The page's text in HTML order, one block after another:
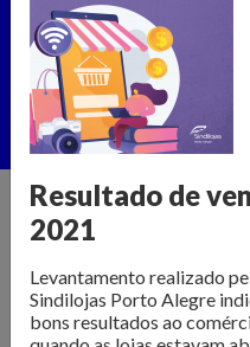
Núcleo de
Home > Publicações >
varejo
Resultado de
2021
Levantamento realizado
Sindilojas Porto Alegre
bons resultados ao